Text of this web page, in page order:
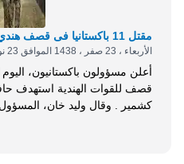
مقتل 11 باكستانيا فى قصف هندي على إقليم كشمير
الأربعاء ، 23 صفر ، 1438 الموافق 23 نوفمبر 2016
قصف للقوات الهندية استهدف
بعد سقوط قذيفة مدفعية على